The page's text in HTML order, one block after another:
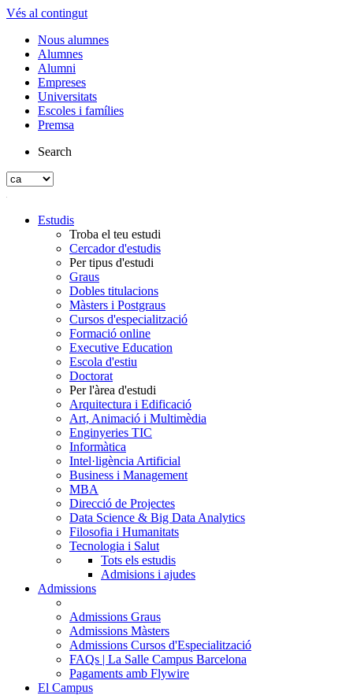
Vés al contingut
Nous alumnes
Alumnes
Alumni
Empreses
Universitats
Escoles i famílies
Premsa
Search
Estudis
Troba el teu estudi
Cercador d'estudis
Per tipus d'estudi
Graus
Dobles titulacions
Màsters i Postgraus
Cursos d'especialització
Formació online
Executive Education
Escola d'estiu
Doctorat
Per l'àrea d'estudi
Arquitectura i Edificació
Art, Animació i Multimèdia
Enginyeries TIC
Informàtica
Intel·ligència Artificial
Business i Management
MBA
Direcció de Projectes
Data Science & Big Data Analytics
Filosofia i Humanitats
Tecnologia i Salut
Tots els estudis
Admisions i ajudes
Admissions
Admissions Graus
Admissions Màsters
Admissions Cursos d'Especialització
FAQs | La Salle Campus Barcelona
Pagaments amb Flywire
El Campus